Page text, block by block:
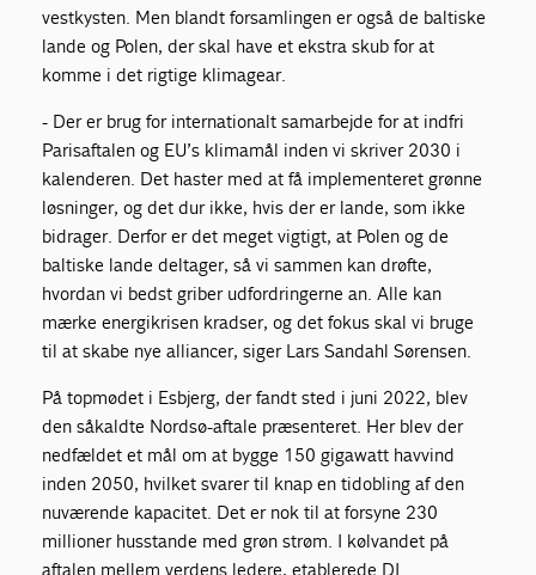
vestkysten. Men blandt forsamlingen er også de baltiske
lande og Polen, der skal have et ekstra skub for at
komme i det rigtige klimagear.
- Der er brug for internationalt samarbejde for at indfri
Parisaftalen og EU’s klimamål inden vi skriver 2030 i
kalenderen. Det haster med at få implementeret grønne
løsninger, og det dur ikke, hvis der er lande, som ikke
bidrager. Derfor er det meget vigtigt, at Polen og de
baltiske lande deltager, så vi sammen kan drøfte,
hvordan vi bedst griber udfordringerne an. Alle kan
mærke energikrisen kradser, og det fokus skal vi bruge
til at skabe nye alliancer, siger Lars Sandahl Sørensen.
På topmødet i Esbjerg, der fandt sted i juni 2022, blev
den såkaldte Nordsø-aftale præsenteret. Her blev der
nedfældet et mål om at bygge 150 gigawatt havvind
inden 2050, hvilket svarer til knap en tidobling af den
nuværende kapacitet. Det er nok til at forsyne 230
millioner husstande med grøn strøm. I kølvandet på
aftalen mellem verdens ledere, etablerede DI